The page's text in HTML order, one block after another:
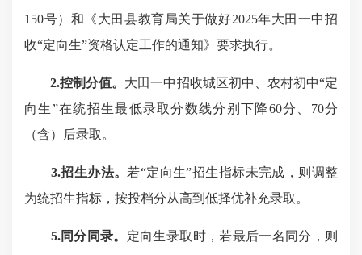
150号）和《大田县教育局关于做好2025年大田一中招
收“定向生”资格认定工作的通知》要求执行。
2.控制分值。 大田一中招收城区初中、农村初中“定
向生”在统招生最低录取分数线分别下降60分、70分
（含）后录取。
3.招生办法。 若“定向生”招生指标未完成，则调整
为统招生指标，按投档分从高到低择优补充录取。
5.同分同录。 定向生录取时，若最后一名同分，则